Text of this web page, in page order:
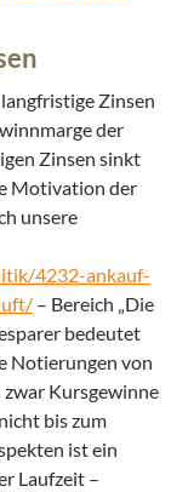
Zinsen
der
Zinsen sinkt
Motivation der
unsere
4232-ankauf-
– Bereich „Die
bedeutet
Notierungen von
zwar Kursgewinne
bis zum
ist ein
Laufzeit –